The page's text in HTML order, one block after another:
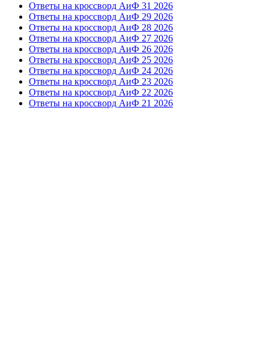
Ответы на кроссворд АиФ 31 2026
Ответы на кроссворд АиФ 29 2026
Ответы на кроссворд АиФ 28 2026
Ответы на кроссворд АиФ 27 2026
Ответы на кроссворд АиФ 26 2026
Ответы на кроссворд АиФ 25 2026
Ответы на кроссворд АиФ 24 2026
Ответы на кроссворд АиФ 23 2026
Ответы на кроссворд АиФ 22 2026
Ответы на кроссворд АиФ 21 2026